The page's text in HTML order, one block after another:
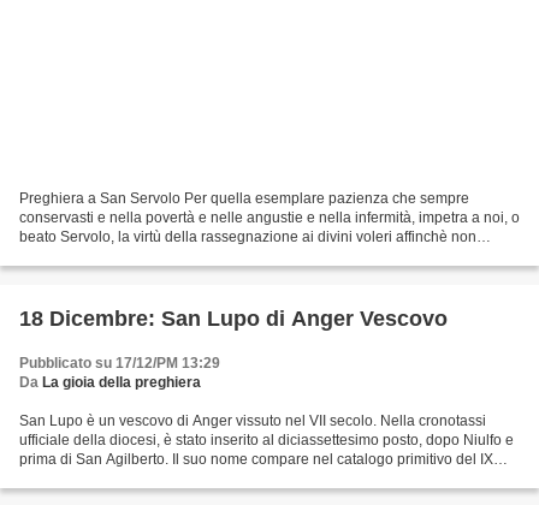
Preghiera a San Servolo Per quella esemplare pazienza che sempre
conservasti e nella povertà e nelle angustie e nella infermità, impetra a noi, o
beato Servolo, la virtù della rassegnazione ai divini voleri affinchè non
18 Dicembre: San Lupo di Anger Vescovo
Pubblicato su 17/12/PM 13:29
Da La gioia della preghiera
San Lupo è un vescovo di Anger vissuto nel VII secolo. Nella cronotassi
ufficiale della diocesi, è stato inserito al diciassettesimo posto, dopo Niulfo e
prima di San Agilberto. Il suo nome compare nel catalogo primitivo del IX